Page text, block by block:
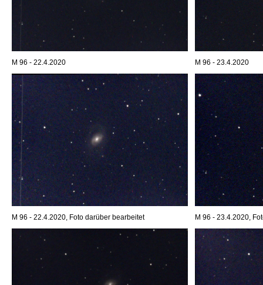
M 96 - 22.4.2020 M 96 - 23.4.2020
M 96 - 22.4.2020, Foto darüber bearbeitet M 96 - 23.4.2020,